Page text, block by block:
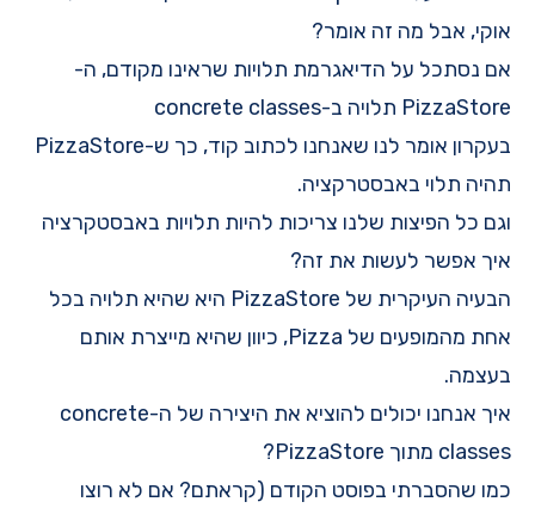
אוקי, אבל מה זה אומר?
אם נסתכל על הדיאגרמת תלויות שראינו מקודם, ה-
PizzaStore תלויה ב-concrete classes
בעקרון אומר לנו שאנחנו לכתוב קוד, כך ש-PizzaStore
תהיה תלוי באבסטרקציה.
וגם כל הפיצות שלנו צריכות להיות תלויות באבסטקרציה
איך אפשר לעשות את זה?
הבעיה העיקרית של PizzaStore היא שהיא תלויה בכל
אחת מהמופעים של Pizza, כיוון שהיא מייצרת אותם
בעצמה.
איך אנחנו יכולים להוציא את היצירה של ה-concrete
classes מתוך PizzaStore?
כמו שהסברתי בפוסט הקודם (קראתם? אם לא רוצו